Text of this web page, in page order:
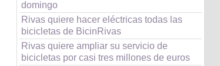
domingo
Rivas quiere hacer eléctricas todas las
bicicletas de BicinRivas
Rivas quiere ampliar su servicio de
bicicletas por casi tres millones de euros